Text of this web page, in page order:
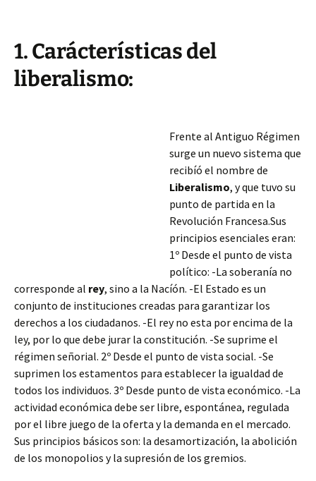
1. Carácterísticas del
liberalismo:
Frente al Antiguo Régimen
surge un nuevo sistema que
recibíó el nombre de
Liberalismo, y que tuvo su
punto de partida en la
Revolución Francesa.Sus
principios esenciales eran:
1º Desde el punto de vista
político: -La soberanía no
corresponde al rey, sino a la Nacíón. -El Estado es un
conjunto de instituciones creadas para garantizar los
derechos a los ciudadanos. -El rey no esta por encima de la
ley, por lo que debe jurar la constitución. -Se suprime el
régimen señorial. 2º Desde el punto de vista social. -Se
suprimen los estamentos para establecer la igualdad de
todos los individuos. 3º Desde punto de vista económico. -La
actividad económica debe ser libre, espontánea, regulada
por el libre juego de la oferta y la demanda en el mercado.
Sus principios básicos son: la desamortización, la abolición
de los monopolios y la supresión de los gremios.